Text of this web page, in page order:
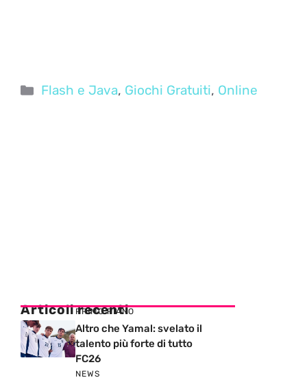
Categorie
Flash e Java, Giochi Gratuiti, Online
Articoli recenti
PRIMO PIANO
Altro che Yamal: svelato il
talento più forte di tutto
FC26
NEWS